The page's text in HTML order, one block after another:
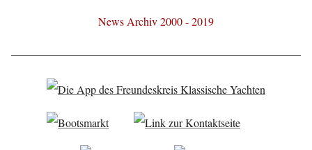
News Archiv 2000 - 2019